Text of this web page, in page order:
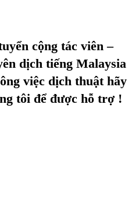
cộng tác viên –
dịch tiếng Malaysia
việc dịch thuật hãy
tôi để được hỗ trợ !